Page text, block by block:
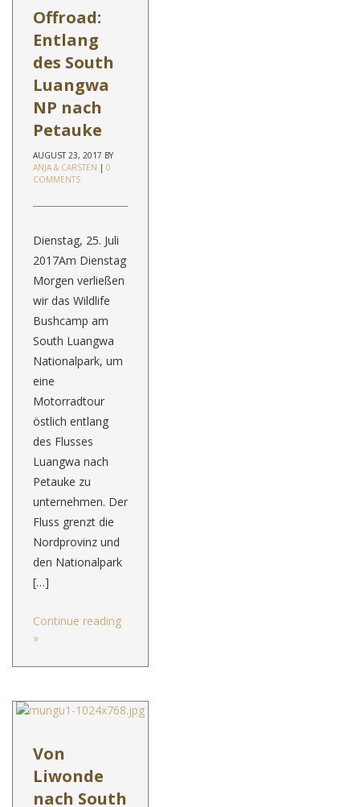
Offroad:
Entlang
des South
Luangwa
NP nach
Petauke
AUGUST 23, 2017 BY
ANJA & CARSTEN | 0
COMMENTS
Dienstag, 25. Juli
2017Am Dienstag
Morgen verließen
wir das Wildlife
Bushcamp am
South Luangwa
Nationalpark, um
eine
Motorradtour
östlich entlang
des Flusses
Luangwa nach
Petauke zu
unternehmen. Der
Fluss grenzt die
Nordprovinz und
den Nationalpark
[…]
Continue reading
»
Von
Liwonde
nach South